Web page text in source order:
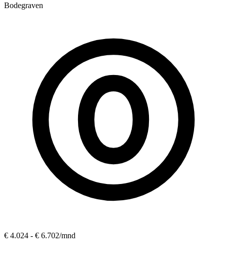
Bodegraven
€ 4.024 - € 6.702/mnd